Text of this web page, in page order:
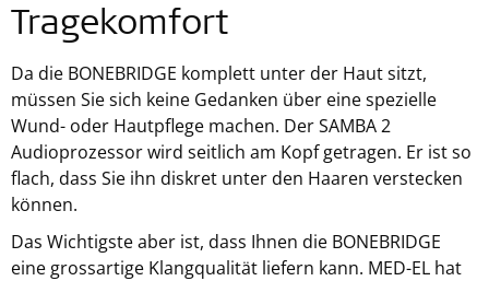
Tragekomfort
Da die BONEBRIDGE komplett unter der Haut sitzt,
müssen Sie sich keine Gedanken über eine spezielle
Wund- oder Hautpflege machen. Der SAMBA 2
Audioprozessor wird seitlich am Kopf getragen. Er ist so
flach, dass Sie ihn diskret unter den Haaren verstecken
können.
Das Wichtigste aber ist, dass Ihnen die BONEBRIDGE
eine grossartige Klangqualität liefern kann. MED-EL hat